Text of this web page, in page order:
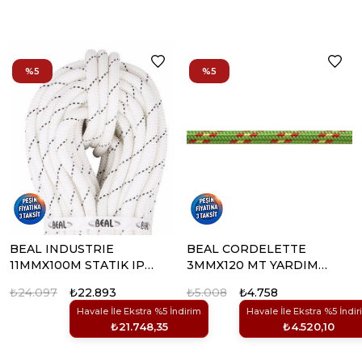
BEAL INDUSTRIE
11MMX100M STATIK IP
₺22.893
Havale İle Ekstra %5 İndirim
₺21.748,35
₺24.097
%5
BEAL CORDELETTE
3MMX120 MT YARDIMCI
₺4.758
Havale İle Ekstra %5
₺4.520,10
₺5.008
%5